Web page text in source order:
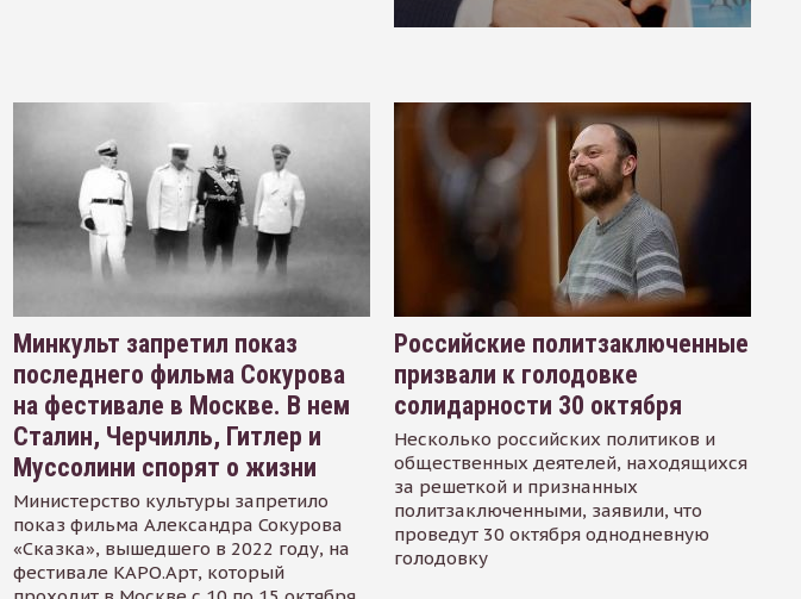
Минкульт запретил показ
последнего фильма Сокурова
на фестивале в Москве. В нем
Сталин, Черчилль, Гитлер и
Муссолини спорят о жизни
Министерство культуры запретило
показ фильма Александра Сокурова
«Сказка», вышедшего в 2022 году, на
фестивале КАРО.Арт, который
Российские политзаключенные
призвали к голодовке
солидарности 30 октября
Несколько российских политиков и
общественных деятелей, находящихся
за решеткой и признанных
политзаключенными, заявили, что
проведут 30 октября однодневную
голодовку